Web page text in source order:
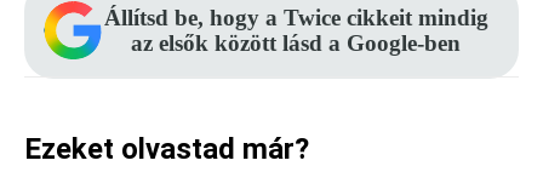
Állítsd be, hogy a Twice cikkeit mindig
az elsők között lásd a Google-ben
Ezeket olvastad már?